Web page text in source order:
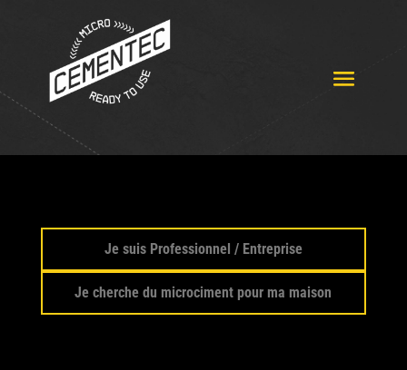
Je suis Professionnel / Entreprise
Je cherche du microciment pour ma maison